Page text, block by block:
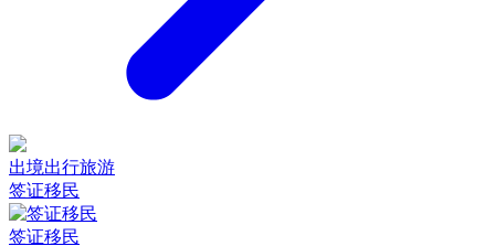
出境出行旅游
签证移民
签证移民